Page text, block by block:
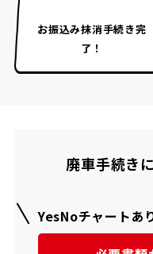
お振込み抹消手続き完
了！
廃車手続き
YesNoチャートあ